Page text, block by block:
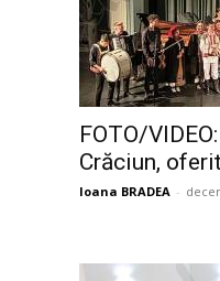
FOTO/
Crăciun,
Ioana BRADEA -